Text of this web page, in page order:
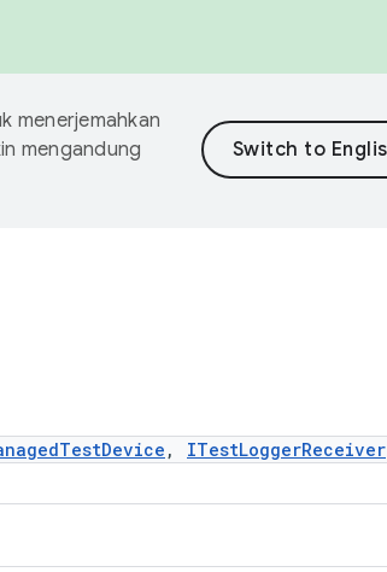
menerjemahkan
mengandung
, ITestLoggerReceiver